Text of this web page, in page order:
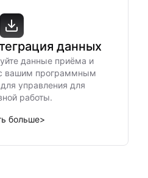
данных
данные приёма и
с вашим программным
управления для
работы.
больше>